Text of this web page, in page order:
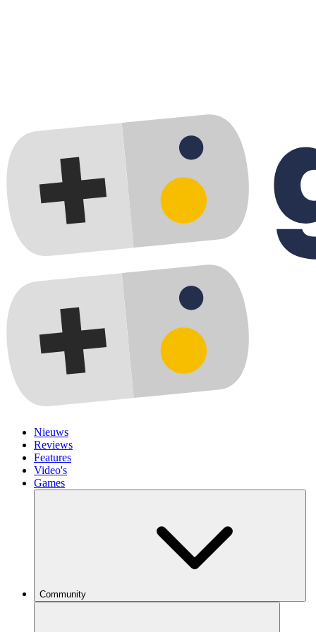
Nieuws
Reviews
Features
Video's
Games
Community